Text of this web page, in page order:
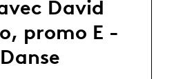
David
promo E -